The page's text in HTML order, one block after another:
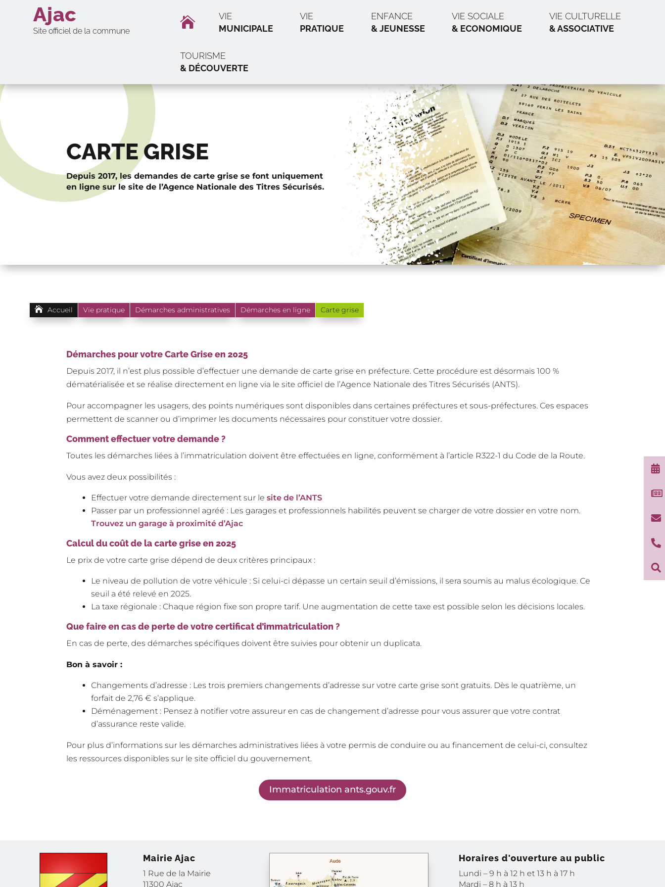
Ajac
Site officiel de la commune

VIE
MUNICIPALE
VIE
PRATIQUE
ENFANCE
& JEUNESSE
VIE SOCIALE
& ECONOMIQUE
VIE CULTURELLE
& ASSOCIATIVE
TOURISME
& DÉCOUVERTE





CARTE GRISE
Depuis 2017, les demandes de carte grise se font uniquement
en ligne sur le site de l’Agence Nationale des Titres Sécurisés.
 Accueil Vie pratique Démarches administratives Démarches en ligne Carte grise
Démarches pour votre Carte Grise en 2025
Depuis 2017, il n’est plus possible d’effectuer une demande de carte grise en préfecture. Cette procédure est désormais 100 %
dématérialisée et se réalise directement en ligne via le site officiel de l’Agence Nationale des Titres Sécurisés (ANTS).
Pour accompagner les usagers, des points numériques sont disponibles dans certaines préfectures et sous-préfectures. Ces espaces
permettent de scanner ou d’imprimer les documents nécessaires pour constituer votre dossier.
Comment effectuer votre demande ?
Toutes les démarches liées à l’immatriculation doivent être effectuées en ligne, conformément à l’article R322-1 du Code de la Route.
Vous avez deux possibilités :
Effectuer votre demande directement sur lesite de l’ANTS
Passer par un professionnel agréé : Les garages et professionnels habilités peuvent se charger de votre dossier en votre nom.
Trouvez un garage à proximité d’Ajac
Calcul du coût de la carte grise en 2025
Le prix de votre carte grise dépend de deux critères principaux :
Le niveau de pollution de votre véhicule : Si celui-ci dépasse un certain seuil d’émissions, il sera soumis au malus écologique. Ce
seuil a été relevé en 2025.
La taxe régionale : Chaque région fixe son propre tarif. Une augmentation de cette taxe est possible selon les décisions locales.
Que faire en cas de perte de votre certificat d’immatriculation ?
En cas de perte, des démarches spécifiques doivent être suivies pour obtenir un duplicata.
Bon à savoir :
Changements d’adresse : Les trois premiers changements d’adresse sur votre carte grise sont gratuits. Dès le quatrième, un
forfait de 2,76 € s’applique.
Déménagement : Pensez à notifier votre assureur en cas de changement d’adresse pour vous assurer que votre contrat
d’assurance reste valide.
Pour plus d’informations sur les démarches administratives liées à votre permis de conduire ou au financement de celui-ci, consultez
les ressources disponibles sur le site officiel du gouvernement.
Immatriculation ants.gouv.fr
Mairie Ajac
1 Rue de la Mairie
11300 Ajac
Horaires d'ouverture au public
Lundi – 9 h à 12 h et 13 h à 17 h
Mardi – 8 h à 13 h